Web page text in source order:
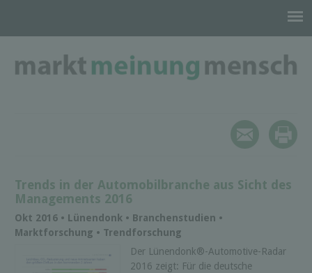
Trends in der Automobilbranche aus Sicht des
Managements 2016
Okt 2016 • Lünendonk • Branchenstudien •
Marktforschung • Trendforschung
Der Lünendonk®-Automotive-Radar
2016 zeigt: Für die deutsche